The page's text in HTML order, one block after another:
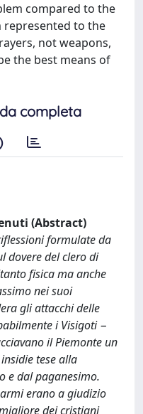
compared to the
represented to the
not weapons,
the best means of
completa
(Abstract)
formulate da
dovere del clero di
fisica ma anche
nei suoi
gli attacchi delle
i Visigoti −
il Piemonte un
tese alla
e dal paganesimo.
erano a giudizio
dei cristiani